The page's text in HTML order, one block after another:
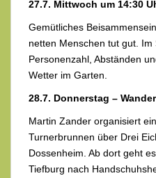
27.7. Mittwoch um 14:30
Gemütliches
netten Menschen tut gut.
Personenzahl, Abständen
Wetter im Garten.
28.7. Donnerstag –
Martin Zander organisiert
Turnerbrunnen über Drei
Dossenheim. Ab dort geht
Tiefburg nach